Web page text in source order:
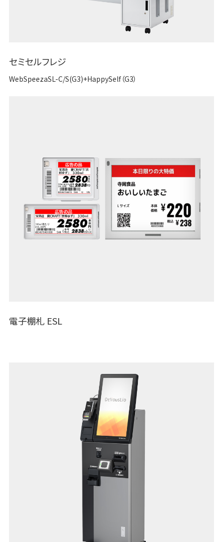
セミセルフレジ
WebSpeezaSL-C/S(G3)+HappySelf（G3）
電子棚札 ESL